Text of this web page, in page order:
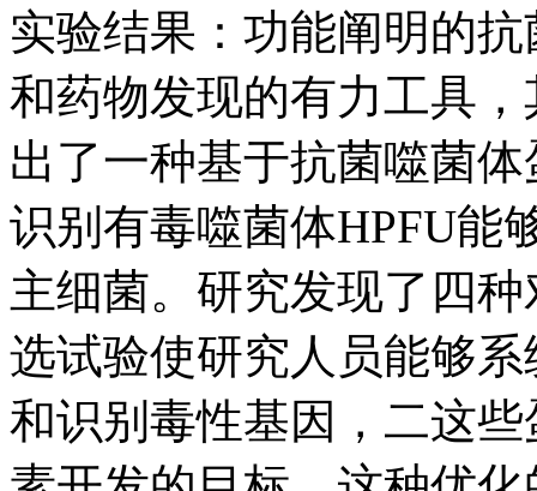
实验结果：功能阐明的
和药物发现的有力工具
出了一种基于抗菌噬菌
识别有毒噬菌体HPFU能
主细菌。研究发现了四
选试验使研究人员能够
和识别毒性基因，二这